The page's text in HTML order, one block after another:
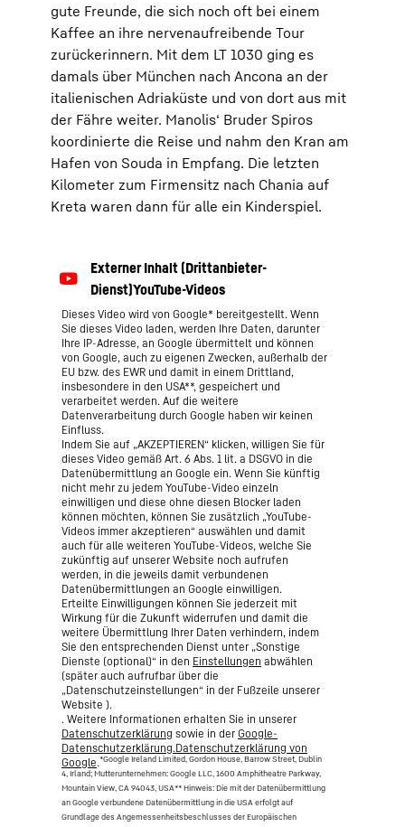
gute Freunde, die sich noch oft bei einem
Kaffee an ihre nervenaufreibende Tour
zurückerinnern. Mit dem LT 1030 ging es
damals über München nach Ancona an der
italienischen Adriaküste und von dort aus mit
der Fähre weiter. Manolis‘ Bruder Spiros
koordinierte die Reise und nahm den Kran am
Hafen von Souda in Empfang. Die letzten
Kilometer zum Firmensitz nach Chania auf
Kreta waren dann für alle ein Kinderspiel.
Dieses Video wird von Google* bereitgestellt. Wenn
Sie dieses Video laden, werden Ihre Daten, darunter
Ihre IP-Adresse, an Google übermittelt und können
von Google, auch zu eigenen Zwecken, außerhalb der
EU bzw. des EWR und damit in einem Drittland,
insbesondere in den USA**, gespeichert und
verarbeitet werden. Auf die weitere
Datenverarbeitung durch Google haben wir keinen
Einfluss.
Indem Sie auf „AKZEPTIEREN“ klicken, willigen Sie für
dieses Video gemäß Art. 6 Abs. 1 lit. a DSGVO in die
Datenübermittlung an Google ein. Wenn Sie künftig
nicht mehr zu jedem YouTube-Video einzeln
einwilligen und diese ohne diesen Blocker laden
können möchten, können Sie zusätzlich „YouTube-
Videos immer akzeptieren“ auswählen und damit
auch für alle weiteren YouTube-Videos, welche Sie
zukünftig auf unserer Website noch aufrufen
werden, in die jeweils damit verbundenen
Datenübermittlungen an Google einwilligen.
Erteilte Einwilligungen können Sie jederzeit mit
Wirkung für die Zukunft widerrufen und damit die
weitere Übermittlung Ihrer Daten verhindern, indem
Sie den entsprechenden Dienst unter „Sonstige
Dienste (optional)“ in den Einstellungen abwählen
(später auch aufrufbar über die
„Datenschutzeinstellungen“ in der Fußzeile unserer
Website ).
. Weitere Informationen erhalten Sie in unserer
Datenschutzerklärung sowie in der Google-
Datenschutzerklärung.Datenschutzerklärung von
Google.*Google Ireland Limited, Gordon House, Barrow Street, Dublin
4, Irland; Mutterunternehmen: Google LLC, 1600 Amphitheatre Parkway,
Mountain View, CA 94043, USA** Hinweis: Die mit der Datenübermittlung
an Google verbundene Datenübermittlung in die USA erfolgt auf
Grundlage des Angemessenheitsbeschlusses der Europäischen